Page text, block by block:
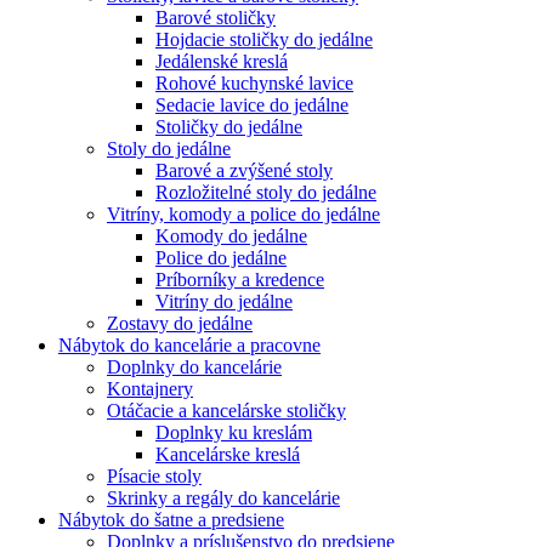
Barové stoličky
Hojdacie stoličky do jedálne
Jedálenské kreslá
Rohové kuchynské lavice
Sedacie lavice do jedálne
Stoličky do jedálne
Stoly do jedálne
Barové a zvýšené stoly
Rozložitelné stoly do jedálne
Vitríny, komody a police do jedálne
Komody do jedálne
Police do jedálne
Príborníky a kredence
Vitríny do jedálne
Zostavy do jedálne
Nábytok do kancelárie a pracovne
Doplnky do kancelárie
Kontajnery
Otáčacie a kancelárske stoličky
Doplnky ku kreslám
Kancelárske kreslá
Písacie stoly
Skrinky a regály do kancelárie
Nábytok do šatne a predsiene
Doplnky a príslušenstvo do predsiene